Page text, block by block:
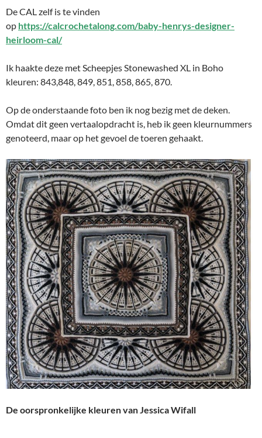
De CAL zelf is te vinden
op https://calcrochetalong.com/baby-henrys-designer-
heirloom-cal/
Ik haakte deze met Scheepjes Stonewashed XL in Boho
kleuren: 843,848, 849, 851, 858, 865, 870.
Op de onderstaande foto ben ik nog bezig met de deken.
Omdat dit geen vertaalopdracht is, heb ik geen kleurnummers
genoteerd, maar op het gevoel de toeren gehaakt.
De oorspronkelijke kleuren van Jessica Wifall